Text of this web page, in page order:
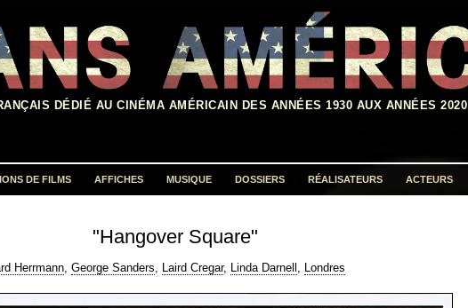
DÉDIÉ AU CINÉMA AMÉRICAIN DES ANNÉES 1930 AUX ANNÉES 2020
DE FILMS AFFICHES MUSIQUE DOSSIERS RÉALISATEURS ACTEURS
"Hangover Square"
Herrmann, George Sanders, Laird Cregar, Linda Darnell , Londres